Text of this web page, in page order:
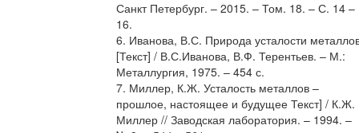
Санкт Петербург. – 2015. – Том. 18. – С. 14 –
16.
6. Иванова, В.С. Природа усталости
[Текст] / В.С.Иванова, В.Ф. Терентьев. – М.:
Металлургия, 1975. – 454 с.
7. Миллер, К.Ж. Усталость металлов –
прошлое, настоящее и будущее Текст] / К.Ж.
Миллер // Заводская лаборатория. – 1994. –